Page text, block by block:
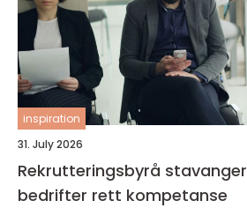
inspiration
31. July 2026
Rekrutteringsbyrå stavanger slik finner
bedrifter rett kompetanse